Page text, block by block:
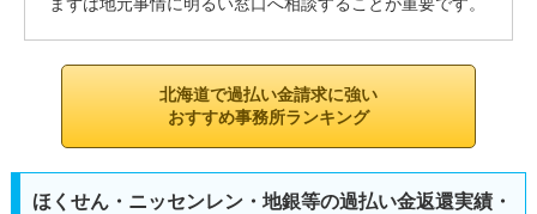
まずは地元事情に明るい窓口へ相談することが重要です。
北海道で過払い金請求に強い
おすすめ事務所ランキング
ほくせん・ニッセンレン・地銀等の過払い金返還実績・